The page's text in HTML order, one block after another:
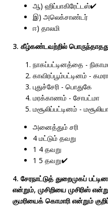
ஆ) ஹிப்பாகிரேட்டஸ்✔
இ) அலெக்சாண்டர்
ஈ) தாலமி
3. கீழ்கண்டவற்றில்
நாகப்பட்டினத்தை -
காவிரப்பூம்பட்டினம் -
புதுச்சேரி - பொதுகே
மரக்காணம் - சோபட்மா
மசூலிப்பட்டினம் -
அனைத்தும் சரி
4 மட்டும் தவறு
1 4 தவறு
1 5 தவறு✔
4. சேரநாட்டுத் துறைமுகப்
என்றும், முசிறியை முசிரிஸ்
குமரியைக் கொமாரி என்றும்